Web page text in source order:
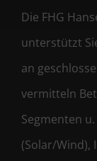
Die FHG
unterstützt
an
vermitteln
Segmenten
(Solar/